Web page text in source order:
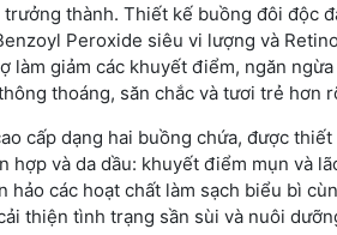
thành. Thiết kế buồng đôi độc
Peroxide siêu vi lượng và
làm giảm các khuyết điểm, ngăn
thoáng, săn chắc và tươi trẻ hơn
cấp dạng hai buồng chứa, được
hợp và da dầu: khuyết điểm mụn và
hảo các hoạt chất làm sạch biểu bì
thiện tình trạng sần sùi và nuôi